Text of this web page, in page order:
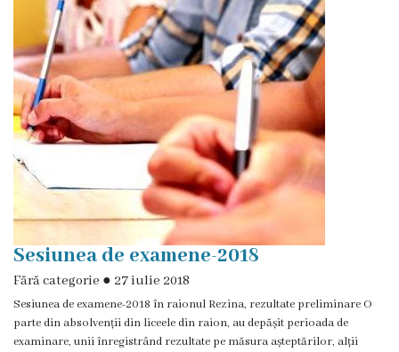
a
Republicii
Moldova
Servicii
Certificate/Autorizații
Modele
de
cereri
Media
Sesiunea de examene-2018
Fără categorie ● 27 iulie 2018
Sesiunea de examene-2018 în raionul Rezina, rezultate preliminare O
parte din absolvenții din liceele din raion, au depășit perioada de
examinare, unii înregistrând rezultate pe măsura așteptărilor, alții